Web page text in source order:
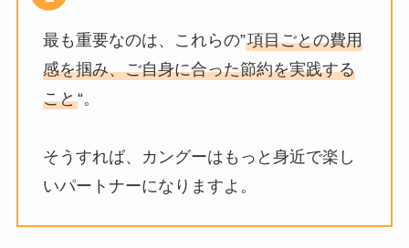
最も重要なのは、これらの”項目ごとの費用
感を掴み、ご自身に合った節約を実践する
こと“。
そうすれば、カングーはもっと身近で楽し
いパートナーになりますよ。